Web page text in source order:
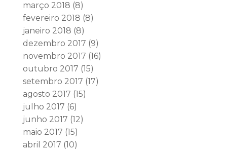
março 2018 (8)
fevereiro 2018 (8)
janeiro 2018 (8)
dezembro 2017 (9)
novembro 2017 (16)
outubro 2017 (15)
setembro 2017 (17)
agosto 2017 (15)
julho 2017 (6)
junho 2017 (12)
maio 2017 (15)
abril 2017 (10)